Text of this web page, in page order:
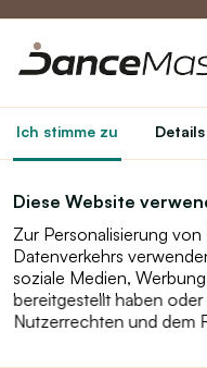
Ich stimme zu Details
Diese Website
Zur Personalisierung
Datenverkehrs
soziale Medien,
bereitgestellt haben
Nutzerrechten und dem
den
reklamiert,
zurückgibt
Mein